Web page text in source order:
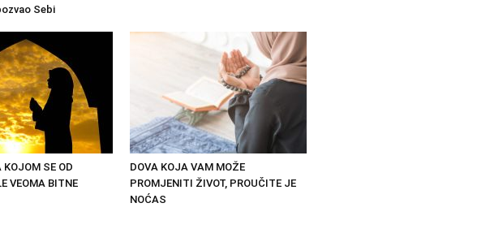
Sebi
KOJOM SE OD
VEOMA BITNE
DOVA KOJA VAM MOŽE
PROMJENITI ŽIVOT, PROUČITE JE
NOĆAS